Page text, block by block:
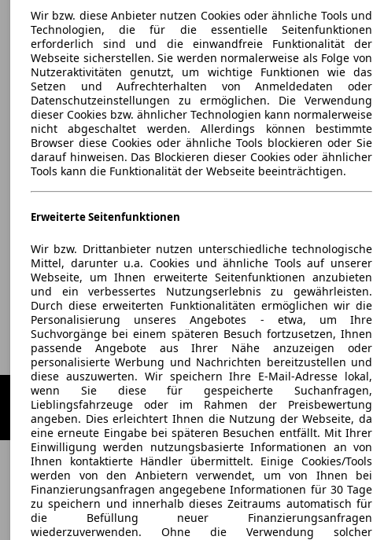
Wir bzw. diese Anbieter nutzen Cookies oder ähnliche Tools und
Technologien, die für die essentielle Seitenfunktionen
erforderlich sind und die einwandfreie Funktionalität der
Webseite sicherstellen. Sie werden normalerweise als Folge von
Nutzeraktivitäten genutzt, um wichtige Funktionen wie das
Setzen und Aufrechterhalten von Anmeldedaten oder
Datenschutzeinstellungen zu ermöglichen. Die Verwendung
dieser Cookies bzw. ähnlicher Technologien kann normalerweise
nicht abgeschaltet werden. Allerdings können bestimmte
Browser diese Cookies oder ähnliche Tools blockieren oder Sie
darauf hinweisen. Das Blockieren dieser Cookies oder ähnlicher
Tools kann die Funktionalität der Webseite beeinträchtigen.
Erweiterte Seitenfunktionen
Wir bzw. Drittanbieter nutzen unterschiedliche technologische
Mittel, darunter u.a. Cookies und ähnliche Tools auf unserer
Webseite, um Ihnen erweiterte Seitenfunktionen anzubieten
und ein verbessertes Nutzungserlebnis zu gewährleisten.
Durch diese erweiterten Funktionalitäten ermöglichen wir die
Personalisierung unseres Angebotes - etwa, um Ihre
Suchvorgänge bei einem späteren Besuch fortzusetzen, Ihnen
passende Angebote aus Ihrer Nähe anzuzeigen oder
personalisierte Werbung und Nachrichten bereitzustellen und
diese auszuwerten. Wir speichern Ihre E-Mail-Adresse lokal,
wenn Sie diese für gespeicherte Suchanfragen,
Lieblingsfahrzeuge oder im Rahmen der Preisbewertung
angeben. Dies erleichtert Ihnen die Nutzung der Webseite, da
eine erneute Eingabe bei späteren Besuchen entfällt. Mit Ihrer
Einwilligung werden nutzungsbasierte Informationen an von
Ihnen kontaktierte Händler übermittelt. Einige Cookies/Tools
werden von den Anbietern verwendet, um von Ihnen bei
Finanzierungsanfragen angegebene Informationen für 30 Tage
zu speichern und innerhalb dieses Zeitraums automatisch für
die Befüllung neuer Finanzierungsanfragen
wiederzuverwenden. Ohne die Verwendung solcher